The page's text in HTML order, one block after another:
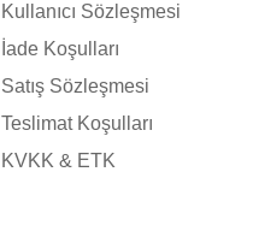
Kullanıcı Sözleşmesi
İade Koşulları
Satış Sözleşmesi
Teslimat Koşulları
KVKK & ETK